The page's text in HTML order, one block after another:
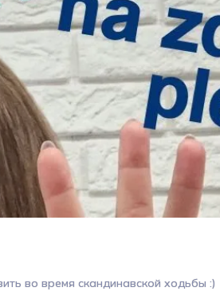
во время скандинавской ходьбы :)